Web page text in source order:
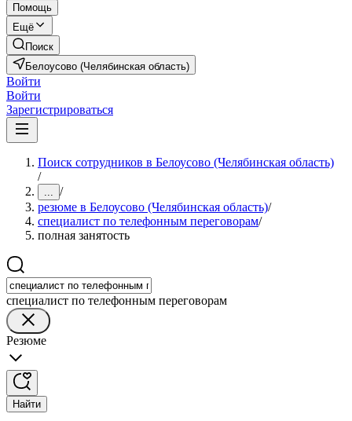
Помощь
Ещё
Поиск
Белоусово (Челябинская область)
Войти
Войти
Зарегистрироваться
Поиск сотрудников в Белоусово (Челябинская область)
/
... /
резюме в Белоусово (Челябинская область)/
специалист по телефонным переговорам/
полная занятость
специалист по телефонным переговорам
Резюме
Найти